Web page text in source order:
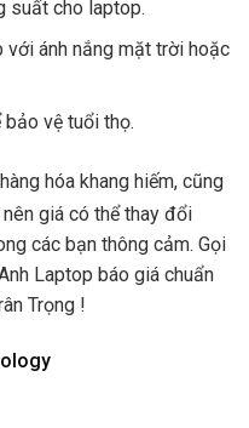
suất cho laptop.
ánh nắng mặt trời hoặc
vệ tuổi thọ.
hóa khang hiếm, cũng
giá có thể thay đổi
các bạn thông cảm. Gọi
Laptop báo giá chuẩn
Trọng !